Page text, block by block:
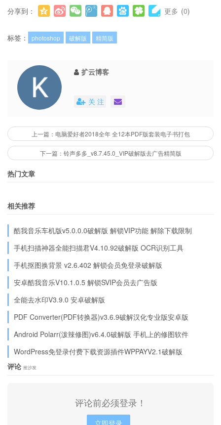
分享到： 更多 (0)
标签： photoshop 破解版 精简版
扩云博客
关 注
上一篇：电脑爱好者2018全年 全12本PDF版套装电子书打包
下一篇：铃声多多_v8.7.45.0_VIP破解版去广告精简版
热门文章
相关推荐
酷我音乐车机版v5.0.0.0破解版 解锁VIP功能 解除下载限制
手机扫描神器全能扫描君V4.10.92破解版 OCR识别工具
手机抠图换背景 v2.6.402 解锁会员免登录破解版
安卓酷我音乐V10.1.0.5 解锁SVIP会员去广告版
全能去水印V3.9.0 安卓破解版
PDF Converter(PDF转换器)v3.6.9破解汉化专业版安卓版
Android Polarr(泼辣修图)v6.4.0破解版 手机上的修图软件
WordPress免登录付费下载资源插件WPPAYV2.1破解版
评论 抢沙发
评论前必须登录！
立即登录